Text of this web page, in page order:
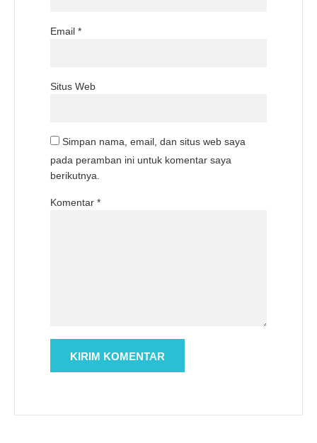
Email *
Situs Web
Simpan nama, email, dan situs web saya
pada peramban ini untuk komentar saya
berikutnya.
Komentar *